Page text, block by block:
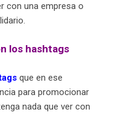
con una empresa o
los hashtags
que en ese
para promocionar
nada que ver con